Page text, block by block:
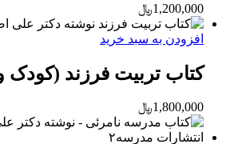
1,200,000﷼
افزودن به سبد خرید
کتاب تربیت فرزند (کودک
1,800,000﷼